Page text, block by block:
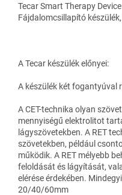
Tecar Smart Therapy
Fájdalomcsillapító
A Tecar készülék előnyei:
A készülék két fogantyúval
A CET-technika olyan
mennyiségű elektrolitot
lágyszövetekben. A RET
szövetekben, például
működik. A RET mélyebb
feloldását és lágyítását,
elérése érdekében.
20/40/60mm